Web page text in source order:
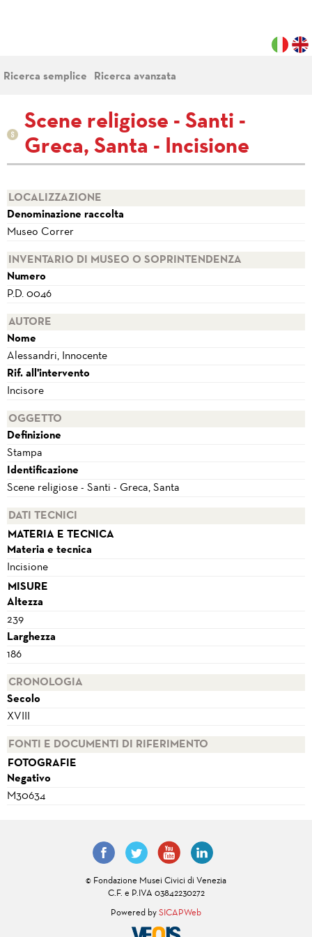
Ricerca semplice Ricerca avanzata
Scene religiose - Santi -
Greca, Santa - Incisione
LOCALIZZAZIONE
Denominazione raccolta
Museo Correr
INVENTARIO DI MUSEO O SOPRINTENDENZA
Numero
P.D. 0046
AUTORE
Nome
Alessandri, Innocente
Rif. all'intervento
Incisore
OGGETTO
Definizione
Stampa
Identificazione
Scene religiose - Santi - Greca, Santa
DATI TECNICI
MATERIA E TECNICA
Materia e tecnica
Incisione
MISURE
Altezza
239
Larghezza
186
CRONOLOGIA
Secolo
XVIII
FONTI E DOCUMENTI DI RIFERIMENTO
FOTOGRAFIE
Negativo
M30634
© Fondazione Musei Civici di Venezia
C.F. e P.IVA 03842230272
Powered by SICAPWeb